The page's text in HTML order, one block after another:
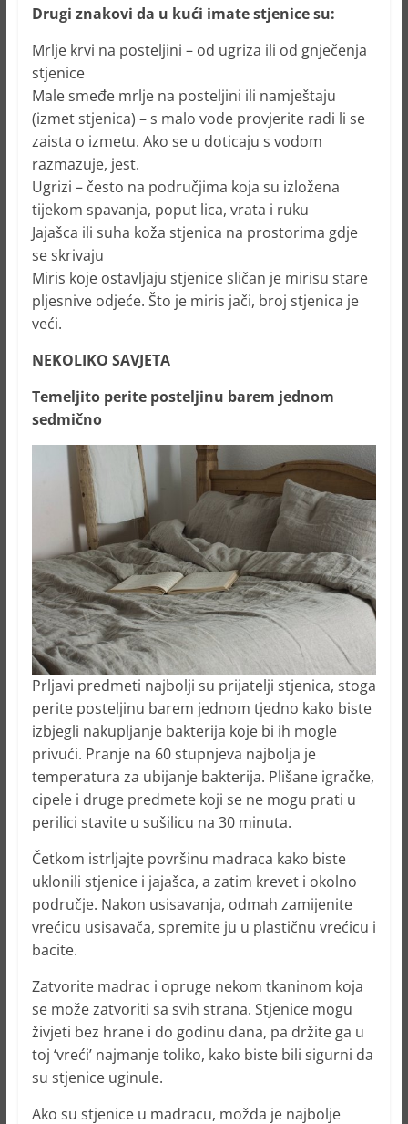
Drugi znakovi da u kući imate stjenice su:
Mrlje krvi na posteljini – od ugriza ili od gnječenja
stjenice
Male smeđe mrlje na posteljini ili namještaju
(izmet stjenica) – s malo vode provjerite radi li se
zaista o izmetu. Ako se u doticaju s vodom
razmazuje, jest.
Ugrizi – često na područjima koja su izložena
tijekom spavanja, poput lica, vrata i ruku
Jajašca ili suha koža stjenica na prostorima gdje
se skrivaju
Miris koje ostavljaju stjenice sličan je mirisu stare
pljesnive odjeće. Što je miris jači, broj stjenica je
veći.
NEKOLIKO SAVJETA
Temeljito perite posteljinu barem jednom
sedmično
Prljavi predmeti najbolji su prijatelji stjenica, stoga
perite posteljinu barem jednom tjedno kako biste
izbjegli nakupljanje bakterija koje bi ih mogle
privući. Pranje na 60 stupnjeva najbolja je
temperatura za ubijanje bakterija. Plišane igračke,
cipele i druge predmete koji se ne mogu prati u
perilici stavite u sušilicu na 30 minuta.
Četkom istrljajte površinu madraca kako biste
uklonili stjenice i jajašca, a zatim krevet i okolno
područje. Nakon usisavanja, odmah zamijenite
vrećicu usisavača, spremite ju u plastičnu vrećicu i
bacite.
Zatvorite madrac i opruge nekom tkaninom koja
se može zatvoriti sa svih strana. Stjenice mogu
živjeti bez hrane i do godinu dana, pa držite ga u
toj ‘vreći’ najmanje toliko, kako biste bili sigurni da
su stjenice uginule.
Ako su stjenice u madracu, možda je najbolje